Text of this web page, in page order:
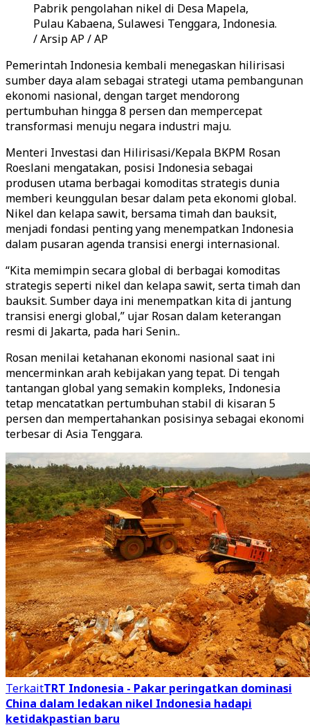
Pabrik pengolahan nikel di Desa Mapela,
Pulau Kabaena, Sulawesi Tenggara, Indonesia.
/ Arsip AP / AP
Pemerintah Indonesia kembali menegaskan hilirisasi
sumber daya alam sebagai strategi utama pembangunan
ekonomi nasional, dengan target mendorong
pertumbuhan hingga 8 persen dan mempercepat
transformasi menuju negara industri maju.
Menteri Investasi dan Hilirisasi/Kepala BKPM Rosan
Roeslani mengatakan, posisi Indonesia sebagai
produsen utama berbagai komoditas strategis dunia
memberi keunggulan besar dalam peta ekonomi global.
Nikel dan kelapa sawit, bersama timah dan bauksit,
menjadi fondasi penting yang menempatkan Indonesia
dalam pusaran agenda transisi energi internasional.
“Kita memimpin secara global di berbagai komoditas
strategis seperti nikel dan kelapa sawit, serta timah dan
bauksit. Sumber daya ini menempatkan kita di jantung
transisi energi global,” ujar Rosan dalam keterangan
resmi di Jakarta, pada hari Senin..
Rosan menilai ketahanan ekonomi nasional saat ini
mencerminkan arah kebijakan yang tepat. Di tengah
tantangan global yang semakin kompleks, Indonesia
tetap mencatatkan pertumbuhan stabil di kisaran 5
persen dan mempertahankan posisinya sebagai ekonomi
terbesar di Asia Tenggara.
TerkaitTRT Indonesia - Pakar peringatkan dominasi
China dalam ledakan nikel Indonesia hadapi
ketidakpastian baru